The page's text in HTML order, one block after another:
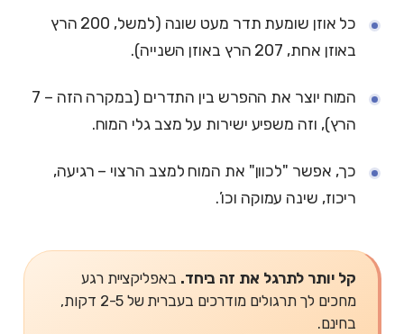
כל אוזן שומעת תדר מעט שונה (למשל, 200 הרץ
באוזן אחת, 207 הרץ באוזן השנייה).
המוח יוצר את ההפרש בין התדרים (במקרה הזה – 7
הרץ), וזה משפיע ישירות על מצב גלי המוח.
כך, אפשר "לכוון" את המוח למצב הרצוי – רגיעה,
ריכוז, שינה עמוקה וכו’.
קל יותר לתרגל את זה ביחד. באפליקציית רגע
מחכים לך תרגולים מודרכים בעברית של 2-5 דקות,
בחינם.